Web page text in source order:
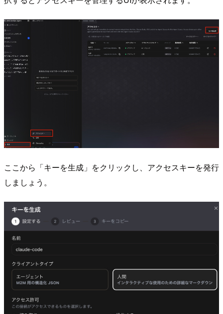
ここから「キーを生成」をクリックし、アクセスキーを発行
しましょう。